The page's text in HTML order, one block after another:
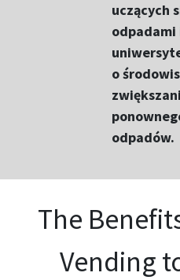
uczących
odpadami
o
odpadów.
The
Vending